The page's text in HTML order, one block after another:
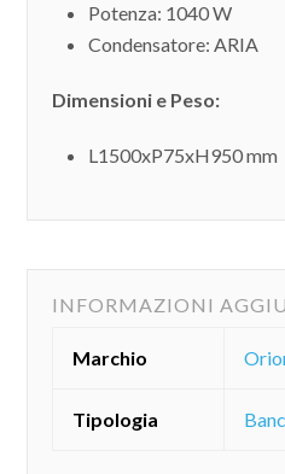
Potenza: 1040 W
Condensatore: ARIA
Dimensioni e Peso:
L1500xP75xH950 mm
INFORMAZIONI
Marchio
Tipologia